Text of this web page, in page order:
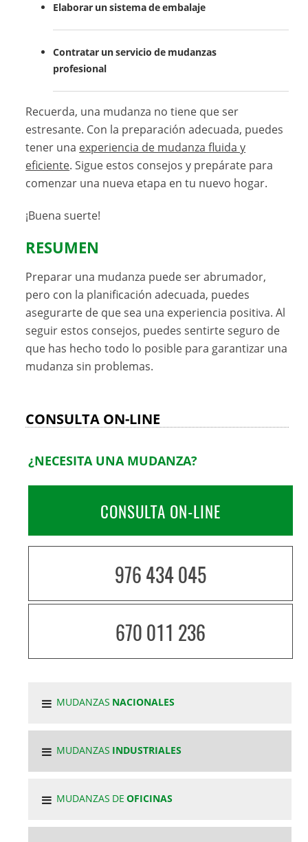
Elaborar un sistema de embalaje
Contratar un servicio de mudanzas
profesional
Recuerda, una mudanza no tiene que ser
estresante. Con la preparación adecuada, puedes
tener una experiencia de mudanza fluida y
eficiente. Sigue estos consejos y prepárate para
comenzar una nueva etapa en tu nuevo hogar.
¡Buena suerte!
RESUMEN
Preparar una mudanza puede ser abrumador,
pero con la planificación adecuada, puedes
asegurarte de que sea una experiencia positiva. Al
seguir estos consejos, puedes sentirte seguro de
que has hecho todo lo posible para garantizar una
mudanza sin problemas.
CONSULTA ON-LINE
¿NECESITA UNA MUDANZA?
CONSULTA ON-LINE
976 434 045
670 011 236
MUDANZAS NACIONALES
MUDANZAS INDUSTRIALES
MUDANZAS DEOFICINAS